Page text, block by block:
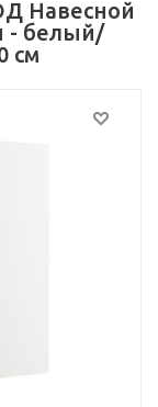
Навесной
- белый/
см